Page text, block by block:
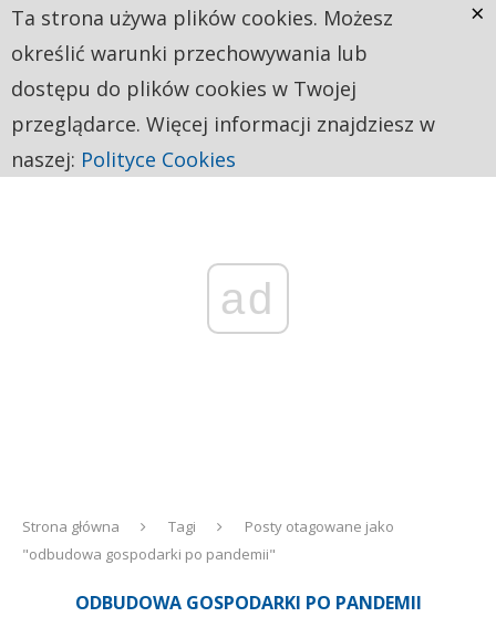
ad
Strona główna Tagi
Posty otagowane jako
"odbudowa gospodarki po pandemii"
ODBUDOWA GOSPODARKI PO PANDEMII
Ta strona używa plików cookies. Możesz
określić warunki przechowywania lub
dostępu do plików cookies w Twojej
przeglądarce. Więcej informacji znajdziesz w
naszej: Polityce Cookies
×